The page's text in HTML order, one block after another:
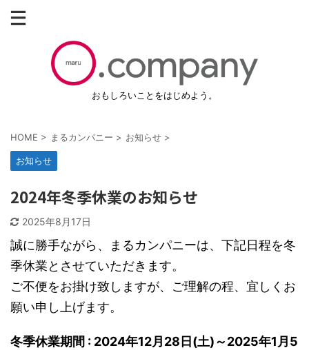
おもしろいことをはじめよう。
HOME > まるカンパニー > お知らせ >
お知らせ
2024年冬季休業のお知らせ
2025年8月17日
誠に勝手ながら、まるカンパニーは、下記日程を冬
季休業とさせていただきます。
ご不便をお掛け致しますが、ご理解の程、宜しくお
願い申し上げます。
冬季休業期間 : 2024年12月28日(土)～2025年1月5